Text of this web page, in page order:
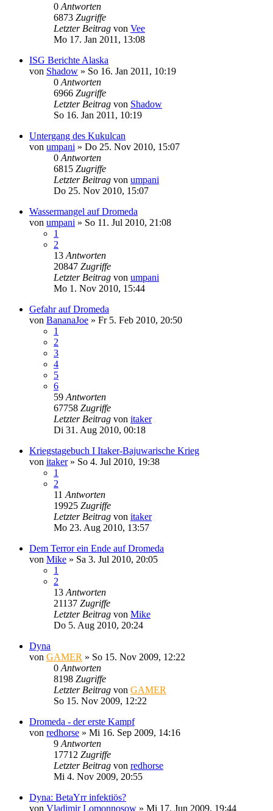
0 Antworten
6873 Zugriffe
Letzter Beitrag von Vee
Mo 17. Jan 2011, 13:08
ISG Berichte Alaska
von Shadow » So 16. Jan 2011, 10:19
0 Antworten
6966 Zugriffe
Letzter Beitrag von Shadow
So 16. Jan 2011, 10:19
Untergang des Kukulcan
von umpani » Do 25. Nov 2010, 15:07
0 Antworten
6815 Zugriffe
Letzter Beitrag von umpani
Do 25. Nov 2010, 15:07
Wassermangel auf Dromeda
von umpani » So 11. Jul 2010, 21:08
1
2
13 Antworten
20847 Zugriffe
Letzter Beitrag von umpani
Mo 1. Nov 2010, 15:44
Gefahr auf Dromeda
von BananaJoe » Fr 5. Feb 2010, 20:50
1
2
3
4
5
6
59 Antworten
67758 Zugriffe
Letzter Beitrag von itaker
Di 31. Aug 2010, 00:18
Kriegstagebuch I Itaker-Bajuwarische Krieg
von itaker» So 4. Jul 2010, 19:38
1
2
11 Antworten
19925 Zugriffe
Letzter Beitrag von itaker
Mo 23. Aug 2010, 13:57
Dem Terror ein Ende auf Dromeda
von Mike » Sa 3. Jul 2010, 20:05
1
2
13 Antworten
21137 Zugriffe
Letzter Beitrag von Mike
Do 5. Aug 2010, 20:24
Dyna
von GAMER » So 15. Nov 2009, 12:22
0 Antworten
8198 Zugriffe
Letzter Beitrag von GAMER
So 15. Nov 2009, 12:22
Dromeda - der erste Kampf
von redhorse » Mi 16. Sep 2009, 14:16
9 Antworten
17712 Zugriffe
Letzter Beitrag von redhorse
Mi 4. Nov 2009, 20:55
Dyna: BetaYrr infektiös?
von Vladimir Lomonnosow » Mi 17. Jun 2009, 19:44